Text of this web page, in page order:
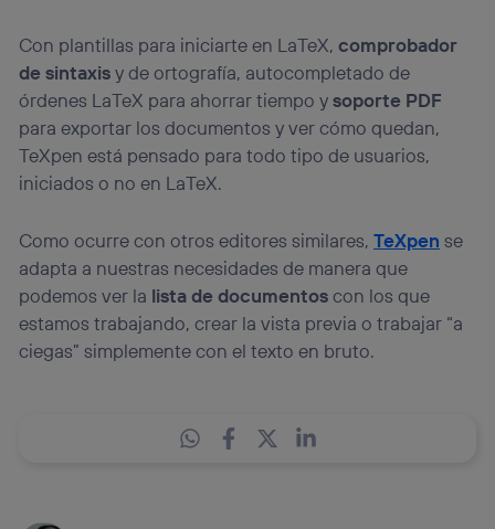
Con plantillas para iniciarte en LaTeX,comprobador
de sintaxisy de ortografía, autocompletado de
órdenes LaTeX para ahorrar tiempo ysoporte PDF
para exportar los documentos y ver cómo quedan,
TeXpen está pensado para todo tipo de usuarios,
iniciados o no en LaTeX.
Como ocurre con otros editores similares,TeXpen se
adapta a nuestras necesidades de manera que
podemos ver la lista de documentoscon los que
estamos trabajando, crear la vista previa o trabajar “a
ciegas” simplemente con el texto en bruto.